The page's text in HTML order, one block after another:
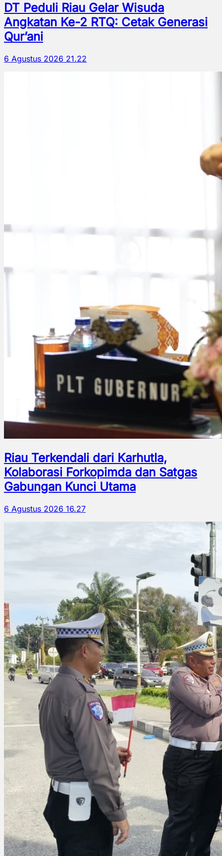
DT Peduli Riau Gelar Wisuda
Angkatan Ke-2 RTQ: Cetak Generasi
Qur’ani
6 Agustus 2026 21.22
Riau Terkendali dari Karhutla,
Kolaborasi Forkopimda dan Satgas
Gabungan Kunci Utama
6 Agustus 2026 16.27